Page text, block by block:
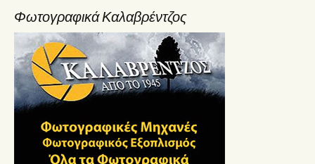
Φωτογραφικά Καλαβρέντζος